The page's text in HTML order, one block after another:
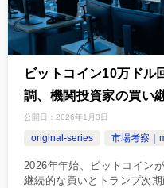
ビットコイン10万ドル
調、機関投資家の買い
公開日： 2026年1月3日
original-series 市場考察｜
2026年年始、ビットコイン
継続的な買いとトランプ次